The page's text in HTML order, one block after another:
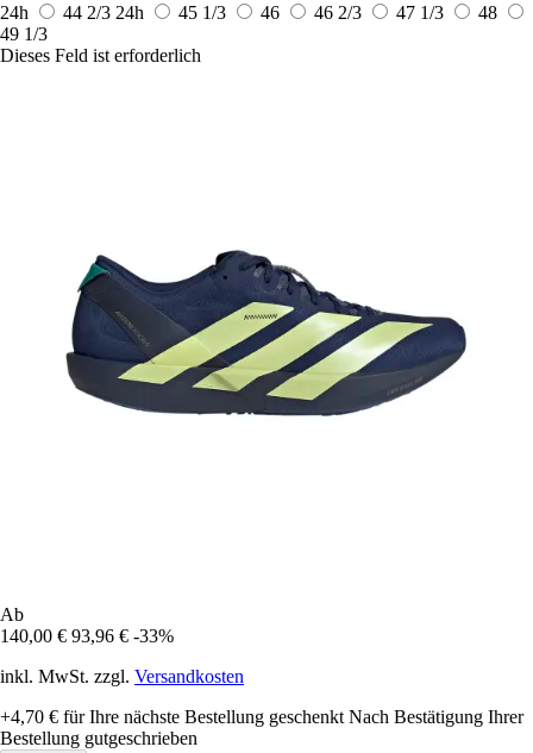
24h
44 2/3 24h 45 1/3 46 46 2/3 47 1/3
48
49 1/3
Dieses Feld ist erforderlich
Ab
140,00 € 93,96 € -33%
inkl. MwSt. zzgl. Versandkosten
+4,70 € für Ihre nächste Bestellung geschenkt Nach Bestätigung Ihrer
Bestellung gutgeschrieben